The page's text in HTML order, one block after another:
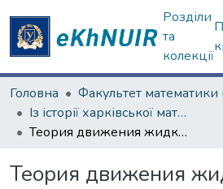
Розділи
та
колекції
Головна
Із історії харківської математичної школи
Теория движения жидких тел
Теория движения